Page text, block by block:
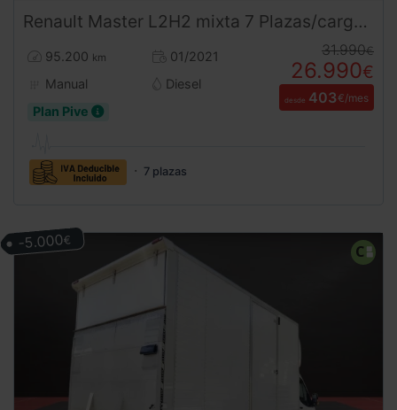
Renault Master L2H2 mixta 7 Plazas/carga 2.3 dCi 135CV
95.200 km
01/2021
Manual
Diesel
Plan Pive
31.990€
26.990€
desde 403€/mes
7 plazas
-5.000€